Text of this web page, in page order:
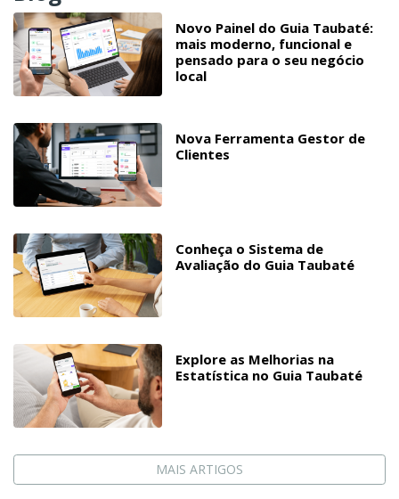
Novo Painel do Guia Taubaté:
mais moderno, funcional e
pensado para o seu negócio
local
Nova Ferramenta Gestor de
Clientes
Conheça o Sistema de
Avaliação do Guia Taubaté
Explore as Melhorias na
Estatística no Guia Taubaté
MAIS ARTIGOS